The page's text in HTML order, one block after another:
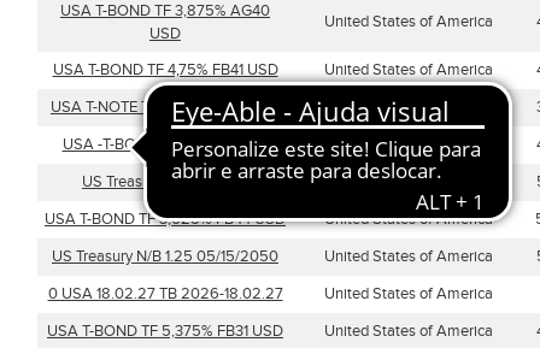
USA T-BOND TF 3,875% AG40
USD
United States of America
USA T-BOND TF 4,75% FB41 USD United States of America
USA T-NOTE TF 1,125% FB27 USD
United States of America
USA -T-BOND 4.625% 15FB40
United States of America
US Treasury 3 11/15/2044
United States of America
USA T-BOND TF 3,625% FB44 USD
United States of America
US Treasury N/B 1.25 05/15/2050
United States of America
0 USA 18.02.27 TB 2026-18.02.27
United States of America
USA T-BOND TF 5,375% FB31 USD
United States of America